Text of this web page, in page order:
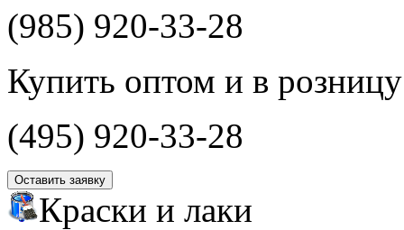
(985) 920-33-28
Купить оптом и в розницу
(495) 920-33-28
Оставить заявку
Краски и лаки